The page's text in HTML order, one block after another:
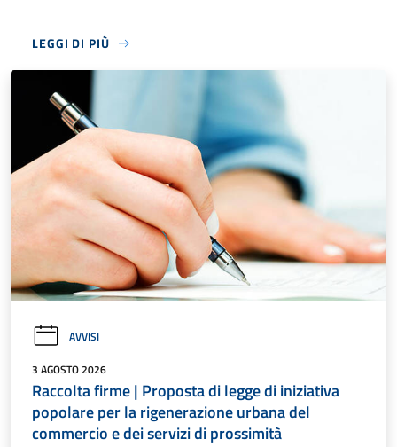
LEGGI DI PIÙ
AVVISI
3 AGOSTO 2026
Raccolta firme | Proposta di legge di iniziativa
popolare per la rigenerazione urbana del
commercio e dei servizi di prossimità